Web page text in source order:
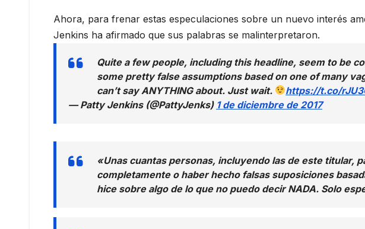
Ahora, para frenar estas especulaciones sobre un nuevo interés
Jenkins ha afirmado que sus palabras se malinterpretaron.
Quite a few people, including this headline, seem to be
some pretty false assumptions based on one of many
can’t say ANYTHING about. Just wait.
https://t.co/
— Patty Jenkins (@PattyJenks) 1 de diciembre de 2017
«Unas cuantas personas, incluyendo las de este titular,
completamente o haber hecho falsas suposiciones
hice sobre algo de lo que no puedo decir NADA. Solo